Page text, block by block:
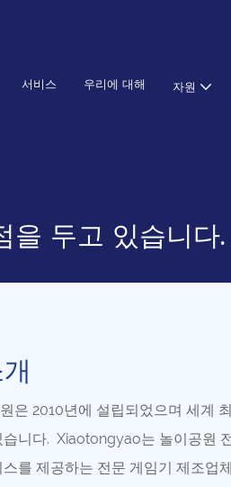
서비스 우리에 대해 자원
두고 있습니다.
은 2010년에 설립되었으며 세계
니다. Xiaotongyao는 놀이공원
를 제공하는 전문 게임기 제조업